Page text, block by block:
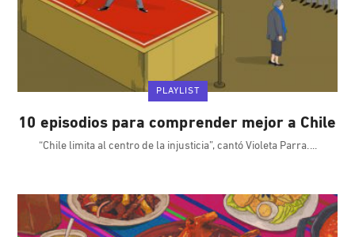
PLAYLIST
10 episodios para comprender mejor a Chile
“Chile limita al centro de la injusticia”, cantó Violeta Parra.